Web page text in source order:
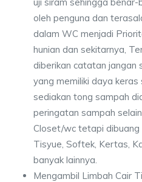
oleh penguna dan
dalam WC menjadi
hunian dan sekitarnya,
diberikan catatan jangan
yang memiliki daya keras
sediakan tong sampah
peringatan sampah
Closet/wc tetapi
Tisyue, Softek, Kertas,
banyak lainnya.
Mengambil Limbah Cair